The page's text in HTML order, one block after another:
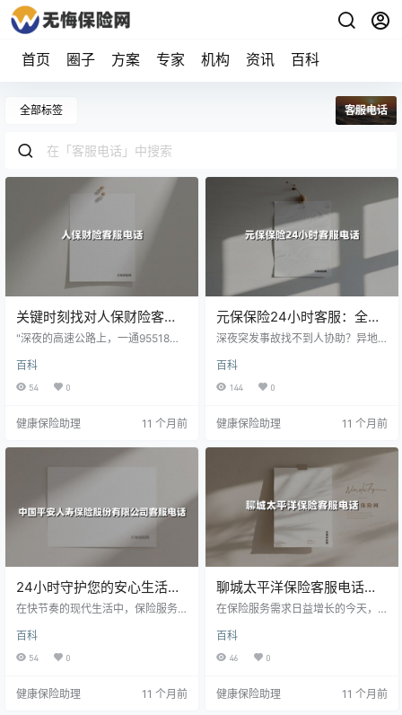
首页 圈子 方案 专家 机构 资讯 百科
全部标签 客服电话
关键时刻找对人保财险客服
电话95518：一次深夜事故
"深夜的高速公路上，一通95518电
这条真实新闻背后的服务逻辑，正
在重塑传统保险服务模式。
百科
54 0
健康保险助理 11 个月前
元保保险24小时客服：全天
候守护您的安全与权益
深夜突发事故找不到人协助？异地
时客服热线（**400-605-0860*
*）像一位永不疲倦的“保险管家”，
点、实操指南及用户真实反馈，助
百科
144 0
健康保险助理 11 个月前
24小时守护您的安心生活：
一文掌握平安人寿客服热线
在快节奏的现代生活中，保险服务
需。作为行业领军者的中国平安人
寿保险股份有限公司，通过95511全
场景服务中枢、六大专属业务通道
I」的双重守护。本文将深度解析如
百科
54 0
健康保险助理 11 个月前
聊城太平洋保险客服电话全
知道：一键解锁高效服务与
在保险服务需求日益增长的今天，
解决问题的"金钥匙"。本文聚焦聊城
地区太平洋保险客户服务，为您详
解**全国统一热线95500**与**车
密本地两大支公司的特色服务，并
百科
46 0
健康保险助理 11 个月前